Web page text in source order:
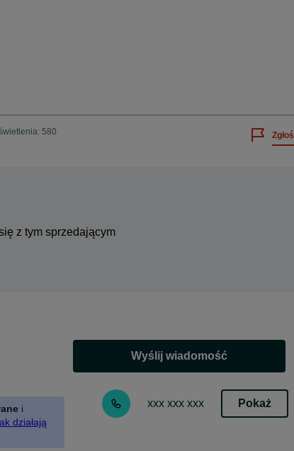
580 Zgłoś
z tym sprzedającym
i
działają
Wyślij wiadomość
xxx xxx xxx Pokaż